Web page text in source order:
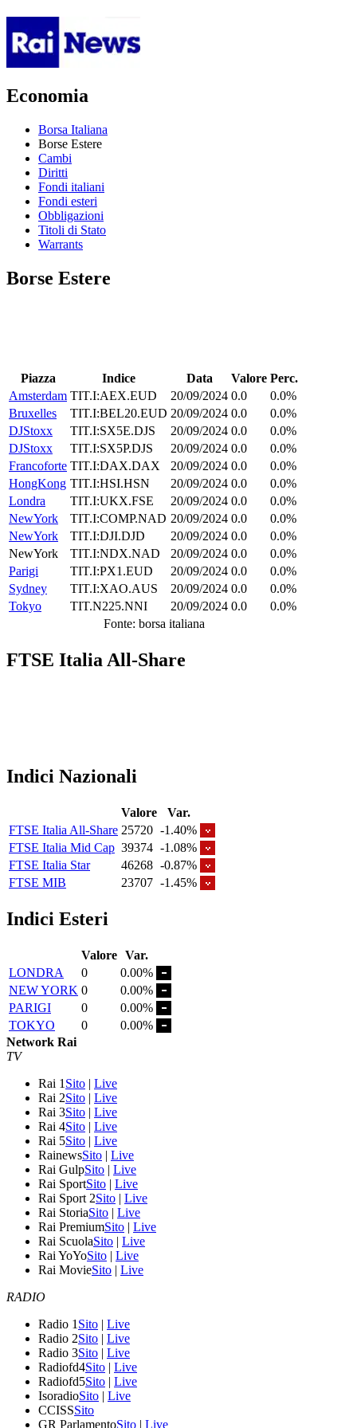
Economia
Borsa Italiana
Borse Estere
Cambi
Diritti
Fondi italiani
Fondi esteri
Obbligazioni
Titoli di Stato
Warrants
Borse Estere
Piazza Indice Data Valore Perc.
Amsterdam TIT.I:AEX.EUD 20/09/2024 0.0
0.0%
Bruxelles
TIT.I:BEL20.EUD 20/09/2024 0.0
0.0%
DJStoxx
TIT.I:SX5E.DJS 20/09/2024 0.0
0.0%
DJStoxx
TIT.I:SX5P.DJS 20/09/2024 0.0
0.0%
Francoforte TIT.I:DAX.DAX 20/09/2024 0.0
0.0%
HongKong TIT.I:HSI.HSN 20/09/2024 0.0
0.0%
Londra
TIT.I:UKX.FSE 20/09/2024 0.0
0.0%
NewYork
TIT.I:COMP.NAD 20/09/2024 0.0
0.0%
NewYork
TIT.I:DJI.DJD 20/09/2024 0.0
0.0%
NewYork
TIT.I:NDX.NAD 20/09/2024 0.0
0.0%
Parigi
TIT.I:PX1.EUD 20/09/2024 0.0
0.0%
Sydney
TIT.I:XAO.AUS 20/09/2024 0.0
0.0%
Tokyo
TIT.N225.NNI 20/09/2024 0.0
0.0%
Fonte: borsa italiana
FTSE Italia All-Share
Indici Nazionali
Valore
Var.
FTSE Italia All-Share 25720 -1.40%
FTSE Italia Mid Cap 39374 -1.08%
FTSE Italia Star
46268 -0.87%
FTSE MIB
23707 -1.45%
Indici Esteri
Valore Var.
LONDRA
0
0.00%
NEW YORK 0
0.00%
PARIGI
0
0.00%
TOKYO
0
0.00%
Network Rai
TV
Rai 1 Sito | Live
Rai 2Sito | Live
Rai 3Sito | Live
Rai 4Sito | Live
Rai 5Sito | Live
RainewsSito | Live
Rai GulpSito | Live
Rai SportSito | Live
Rai Sport 2Sito | Live
Rai StoriaSito | Live
Rai PremiumSito | Live
Rai ScuolaSito | Live
Rai YoYoSito | Live
Rai MovieSito | Live
RADIO
Radio 1 Sito | Live
Radio 2Sito | Live
Radio 3Sito | Live
Radiofd4Sito | Live
Radiofd5Sito | Live
IsoradioSito | Live
CCISSSito
GR ParlamentoSito | Live